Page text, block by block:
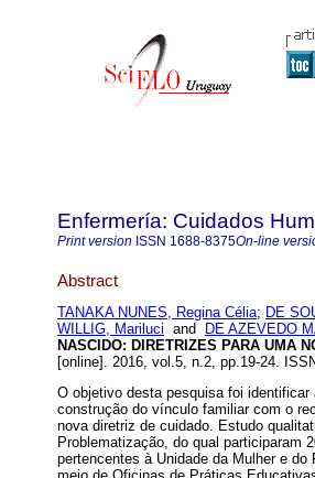
Enfermería: Cuidados
Print version ISSN 1688-8375On-line
Abstract
TANAKA NUNES, Regina Célia; DE
WILLIG, Mariluci and DE AZEVEDO
NASCIDO: DIRETRIZES PARA UMA
[online]. 2016, vol.5, n.2, pp.19-24.
O objetivo desta pesquisa foi
construção do vínculo familiar com o
nova diretriz de cuidado. Estudo
Problematização, do qual participaram
pertencentes à Unidade da Mulher e